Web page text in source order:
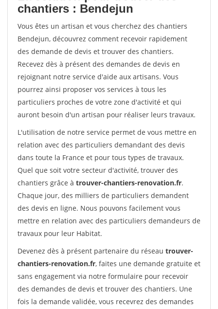
chantiers : Bendejun
Vous êtes un artisan et vous cherchez des chantiers
Bendejun, découvrez comment recevoir rapidement
des demande de devis et trouver des chantiers.
Recevez dès à présent des demandes de devis en
rejoignant notre service d'aide aux artisans. Vous
pourrez ainsi proposer vos services à tous les
particuliers proches de votre zone d'activité et qui
auront besoin d'un artisan pour réaliser leurs travaux.
L'utilisation de notre service permet de vous mettre en
relation avec des particuliers demandant des devis
dans toute la France et pour tous types de travaux.
Quel que soit votre secteur d'activité, trouver des
chantiers grâce à trouver-chantiers-renovation.fr.
Chaque jour, des milliers de particuliers demandent
des devis en ligne. Nous pouvons facilement vous
mettre en relation avec des particuliers demandeurs de
travaux pour leur Habitat.
Devenez dès à présent partenaire du réseau trouver-
chantiers-renovation.fr, faites une demande gratuite et
sans engagement via notre formulaire pour recevoir
des demandes de devis et trouver des chantiers. Une
fois la demande validée, vous recevrez des demandes